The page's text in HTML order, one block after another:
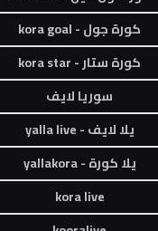
كورة جول - kora goal
كورة ستار - kora star
سوريا لايف
يلا لايف - yalla live
يلا كورة - yallakora
kora live